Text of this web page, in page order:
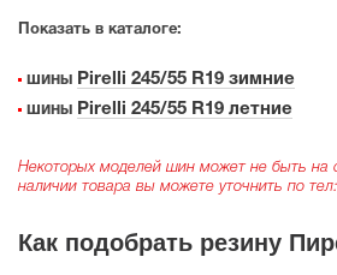
Показать в каталоге:
шины Pirelli 245/55 R19 зимние
шины Pirelli 245/55 R19 летние
Некоторых моделей шин может не быть
наличии товара вы можете уточнить по тел:
Как подобрать резину